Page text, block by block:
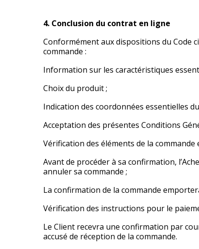
4. Conclusion du contrat en ligne
Conformément aux dispositions du Code
commande :
Information sur les caractéristiques
Choix du produit ;
Indication des coordonnées essentielles
Acceptation des présentes Conditions
Vérification des éléments de la
Avant de procéder à sa confirmation,
annuler sa commande ;
La confirmation de la commande
Vérification des instructions pour le
Le Client recevra une confirmation par
accusé de réception de la commande.